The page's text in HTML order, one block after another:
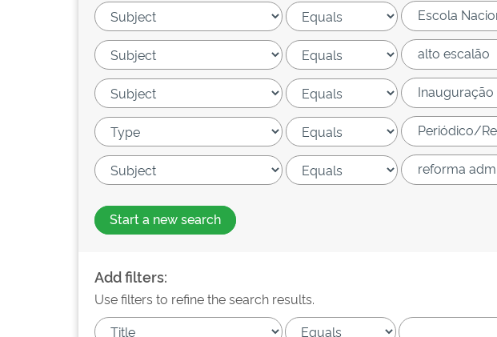
Start a new search
Add filters:
Use filters to refine the search results.